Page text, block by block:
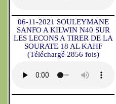
06-11-2021 SOULEYMANE
SANFO A KILWIN N40 SUR
LES LECONS A TIRER DE LA
SOURATE 18 AL KAHF
(Téléchargé 2856 fois)